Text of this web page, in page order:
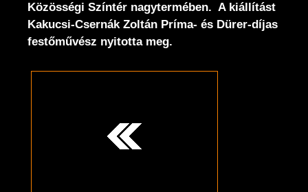
Közösségi Színtér nagytermében. A kiállítást
Kakucsi-Csernák Zoltán Príma- és Dürer-díjas
festőművész nyitotta meg.